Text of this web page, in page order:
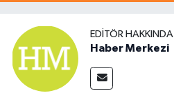
EDITÖR HAKKINDA
Haber Merkezi